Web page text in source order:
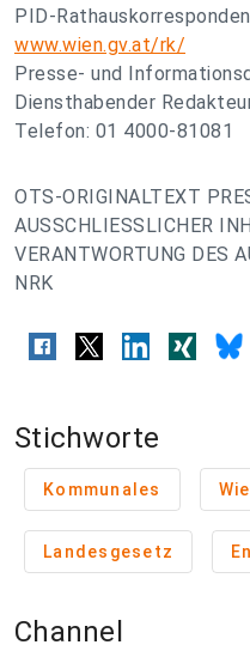
PID-
www.wien.gv.at/rk/
Presse- und
Diensthabender
Telefon: 01 4000-81081
OTS-ORIGINALTEXT
AUSSCHLIESSLICHER
VERANTWORTUNG DES
NRK
Stichworte
Kommunales
Landesgesetz
Channel